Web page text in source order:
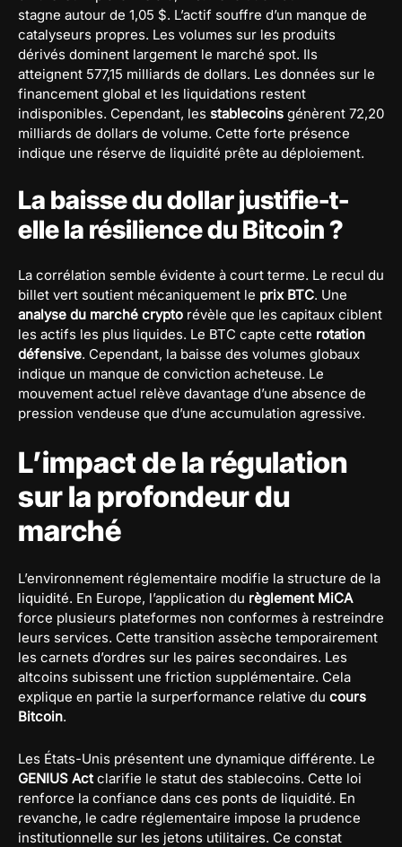
stagne autour de 1,05 $. L’actif souffre d’un manque de
catalyseurs propres. Les volumes sur les produits
dérivés dominent largement le marché spot. Ils
atteignent 577,15 milliards de dollars. Les données sur le
financement global et les liquidations restent
indisponibles. Cependant, les stablecoins génèrent 72,20
milliards de dollars de volume. Cette forte présence
indique une réserve de liquidité prête au déploiement.
La baisse du dollar justifie-t-
elle la résilience du Bitcoin ?
La corrélation semble évidente à court terme. Le recul du
billet vert soutient mécaniquement le prix BTC. Une
analyse du marché crypto révèle que les capitaux ciblent
les actifs les plus liquides. Le BTC capte cette rotation
défensive. Cependant, la baisse des volumes globaux
indique un manque de conviction acheteuse. Le
mouvement actuel relève davantage d’une absence de
pression vendeuse que d’une accumulation agressive.
L’impact de la régulation
sur la profondeur du
marché
L’environnement réglementaire modifie la structure de la
liquidité. En Europe, l’application du règlement MiCA
force plusieurs plateformes non conformes à restreindre
leurs services. Cette transition assèche temporairement
les carnets d’ordres sur les paires secondaires. Les
altcoins subissent une friction supplémentaire. Cela
explique en partie la surperformance relative du cours
Bitcoin.
Les États-Unis présentent une dynamique différente. Le
GENIUS Actclarifie le statut des stablecoins. Cette loi
renforce la confiance dans ces ponts de liquidité. En
revanche, le cadre réglementaire impose la prudence
institutionnelle sur les jetons utilitaires. Ce constat